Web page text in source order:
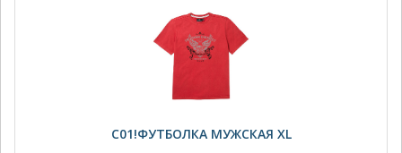
C01!ФУТБОЛКА МУЖСКАЯ XL